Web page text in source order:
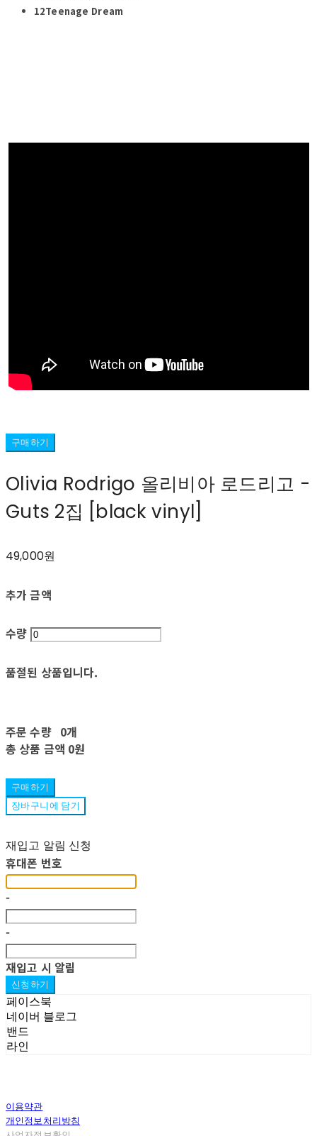
12Teenage Dream
구매하기
Olivia Rodrigo 올리비아 로드리고 -
Guts 2집 [black vinyl]
49,000원
추가 금액
수량
품절된 상품입니다.
주문 수량 0개
총 상품 금액 0원
구매하기
장바구니에 담기
재입고 알림 신청
휴대폰 번호
-
-
재입고 시 알림
신청하기
페이스북
네이버 블로그
밴드
라인
이용약관
개인정보처리방침